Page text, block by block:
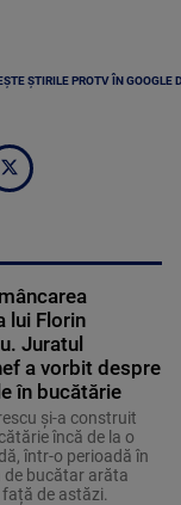
ȘTIRILE PROTV ÎN GOOGLE
lui Florin
Juratul
a vorbit despre
în bucătărie
și-a construit
încă de la o
într-o perioadă în
de bucătar arăta
de astăzi.